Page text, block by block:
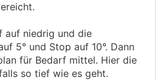
auf niedrig und die
5° und Stop auf 10°. Dann
für Bedarf mittel. Hier die
so tief wie es geht.